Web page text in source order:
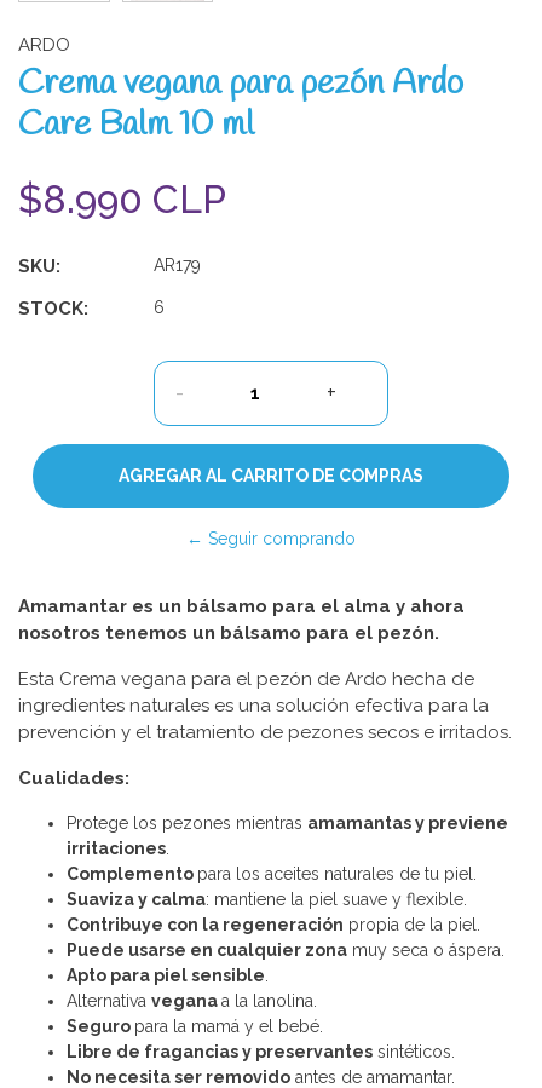
ARDO
Crema vegana para pezón Ardo
Care Balm 10 ml
$8.990 CLP
SKU: AR179
STOCK: 6
- +
← Seguir comprando
Amamantar es un bálsamo para el alma y ahora
nosotros tenemos un bálsamo para el pezón.
Esta Crema vegana para el pezón de Ardo hecha de
ingredientes naturales es una solución efectiva para la
prevención y el tratamiento de pezones secos e irritados.
Cualidades:
Protege los pezones mientras amamantas y previene
irritaciones
Complemento para los aceites naturales de tu piel.
Suaviza y calma: mantiene la piel suave y flexible.
Contribuye con la regeneración propia de la piel.
Puede usarse en cualquier zona muy seca o áspera.
Apto para piel sensible
Alternativa veganaa la lanolina.
Seguro para la mamá y el bebé.
Libre de fragancias y preservantes sintéticos.
No necesita ser removido antes de amamantar.